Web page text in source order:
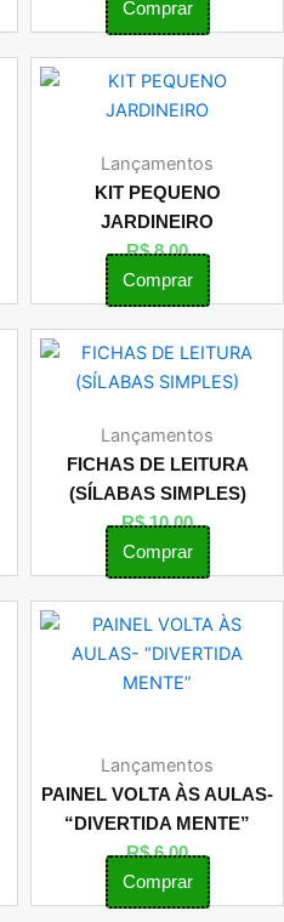
Comprar
Lançamentos
KIT PEQUENO
JARDINEIRO
R$8,00
Comprar
Lançamentos
FICHAS DE LEITURA
(SÍLABAS SIMPLES)
R$10,00
Comprar
Lançamentos
PAINEL VOLTA ÀS AULAS-
“DIVERTIDA MENTE”
R$6,00
Comprar